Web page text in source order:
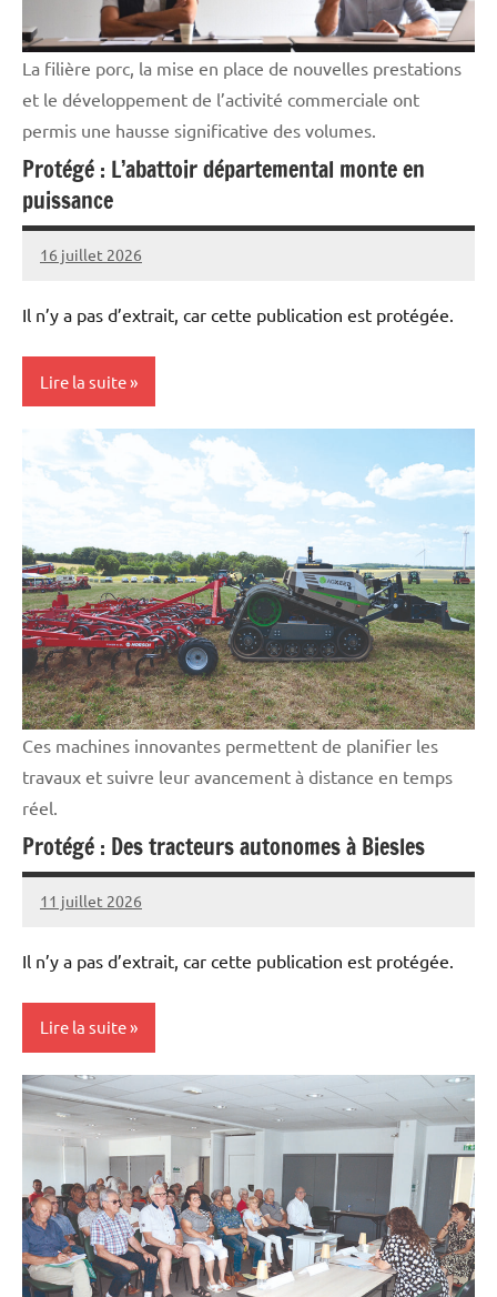
La filière porc, la mise en place de nouvelles prestations
et le développement de l’activité commerciale ont
permis une hausse significative des volumes.
Protégé : L’abattoir départemental monte en
puissance
16 juillet 2026
Thibaut
Il n’y a pas d’extrait, car cette publication est protégée.
Lire la suite
Elevages
Ces machines innovantes permettent de planifier les
travaux et suivre leur avancement à distance en temps
réel.
Protégé : Des tracteurs autonomes à Biesles
11 juillet 2026
Thibaut
Il n’y a pas d’extrait, car cette publication est protégée.
Lire la suite
Initiatives
Machinisme